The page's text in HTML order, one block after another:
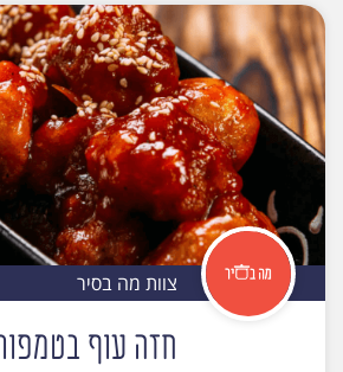
צוות מה בסיר
חזה עוף